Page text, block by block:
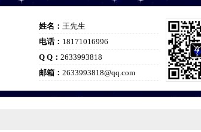
姓名： 王先生
电话： 18171016996
Q Q： 2633993818
邮箱： 2633993818@qq.com